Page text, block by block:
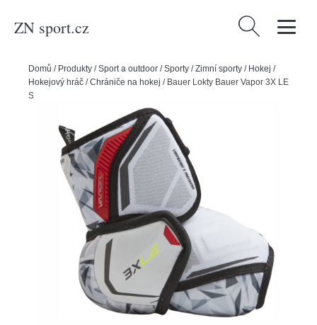
ZN sport.cz Vyhledávání
Domů / Produkty /Sport a outdoor /Sporty /Zimní sporty / Hokej /
Hokejový hráč /Chrániče na hokej / Bauer Lokty Bauer Vapor 3X LE
S22 INT, Intermediate, M